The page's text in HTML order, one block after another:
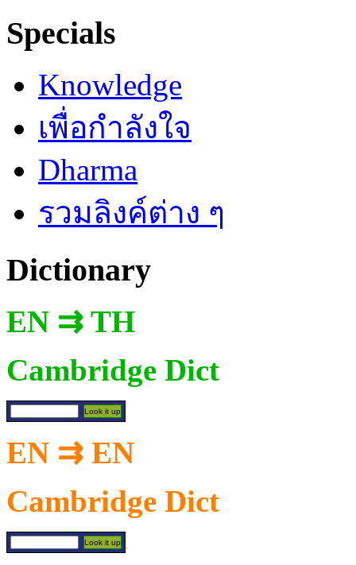
Specials
Knowledge
เพื่อกำลังใจ
Dharma
รวมลิงค์ต่าง ๆ
Dictionary
EN ⇉ TH
Cambridge Dict
EN ⇉ EN
Cambridge Dict